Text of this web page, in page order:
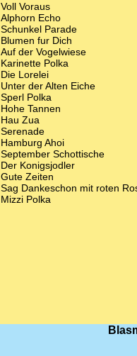
Voll Voraus
Alphorn Echo
Schunkel Parade
Blumen fur Dich
Auf der Vogelwiese
Karinette Polka
Die Lorelei
Unter der Alten Eiche
Sperl Polka
Hohe Tannen
Hau Zua
Serenade
Hamburg Ahoi
September Schottische
Der Konigsjodler
Gute Zeiten
Sag Dankeschon mit roten
Mizzi Polka